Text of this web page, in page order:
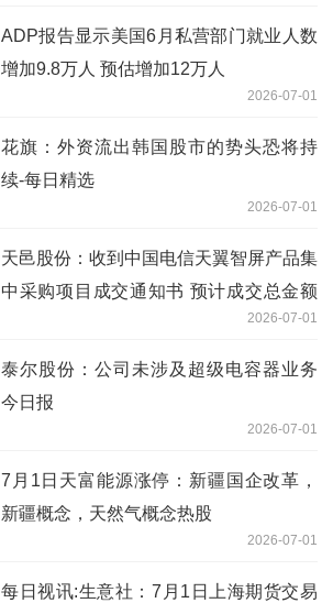
ADP报告显示美国6月私营部门就业人数
增加9.8万人 预估增加12万人
2026-07-01
花旗：外资流出韩国股市的势头恐将持
续-每日精选
2026-07-01
天邑股份：收到中国电信天翼智屏产品集
中采购项目成交通知书 预计成交总金额
2026-07-01
泰尔股份：公司未涉及超级电容器业务
今日报
2026-07-01
7月1日天富能源涨停：新疆国企改革，
新疆概念，天然气概念热股
2026-07-01
每日视讯:生意社：7月1日上海期货交易